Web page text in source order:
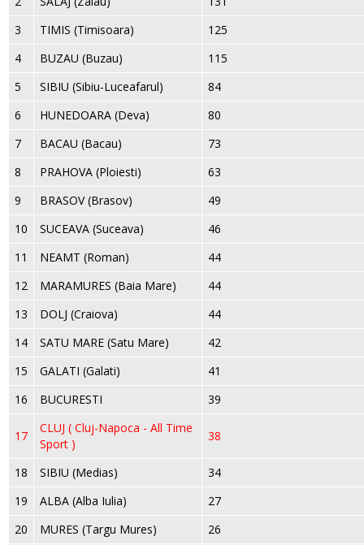
3
TIMIS (Timisoara)
125
4
BUZAU (Buzau)
115
5
SIBIU (Sibiu-Luceafarul)
84
6
HUNEDOARA (Deva)
80
7
BACAU (Bacau)
73
8
PRAHOVA (Ploiesti)
63
9
BRASOV (Brasov)
49
10
SUCEAVA (Suceava)
46
11
NEAMT (Roman)
44
12
MARAMURES (Baia Mare)
44
13
DOLJ (Craiova)
44
14
SATU MARE (Satu Mare)
42
15
GALATI (Galati)
41
16
BUCURESTI 39
17
CLUJ ( Cluj-Napoca - All Time
Sport )
38
18 SIBIU (Medias)
34
19
ALBA (Alba Iulia)
27
20
MURES (Targu Mures)
26